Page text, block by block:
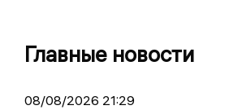
Главные новости
08/08/2026 21:29